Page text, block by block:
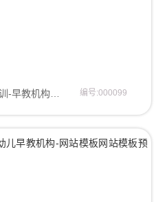
编号:000099